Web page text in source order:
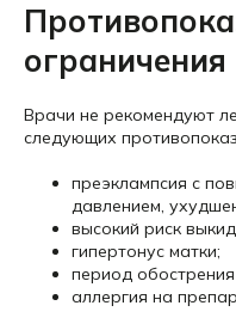
ограничения
Врачи не рекомендуют
следующих
преэклампсия с
давлением,
высокий риск
гипертонус матки;
период
аллергия на